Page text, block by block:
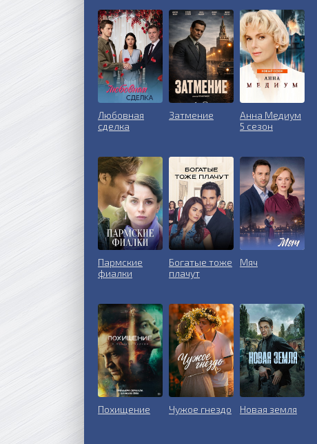
Любовная
сделка
Затмение
Анна Медиум
5 сезон
Пармские
фиалки
Богатые тоже
плачут
Мяч
Похищение Чужое гнездо Новая земля